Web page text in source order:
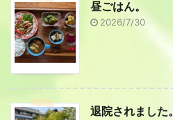
昼ごはん。
2026/7/30
退院されました。